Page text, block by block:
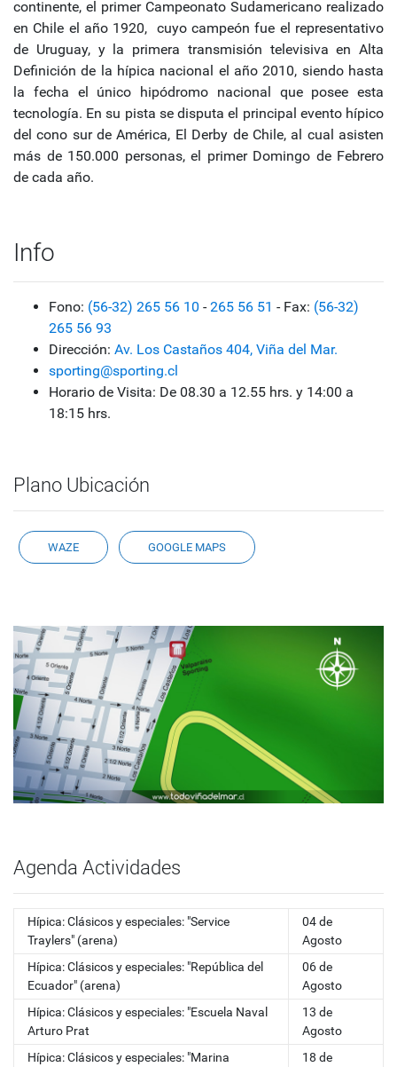
continente, el primer Campeonato Sudamericano realizado
en Chile el año 1920, cuyo campeón fue el representativo
de Uruguay, y la primera transmisión televisiva en Alta
Definición de la hípica nacional el año 2010, siendo hasta
la fecha el único hipódromo nacional que posee esta
tecnología. En su pista se disputa el principal evento hípico
del cono sur de América, El Derby de Chile, al cual asisten
más de 150.000 personas, el primer Domingo de Febrero
de cada año.
Info
Fono: (56-32) 265 56 10 -265 56 51 - Fax: (56-32)
265 56 93
Dirección: Av. Los Castaños 404, Viña del Mar.
sporting@sporting.cl
Horario de Visita: De 08.30 a 12.55 hrs. y 14:00 a
18:15 hrs.
Plano Ubicación
WAZE GOOGLE MAPS
Agenda Actividades
Hípica: Clásicos y especiales: "Service
Traylers" (arena)
04 de
Agosto
Hípica: Clásicos y especiales: "República del
Ecuador" (arena)
06 de
Agosto
Hípica: Clásicos y especiales: "Escuela Naval
Arturo Prat
13 de
Agosto
Hípica: Clásicos y especiales: "Marina
18 de